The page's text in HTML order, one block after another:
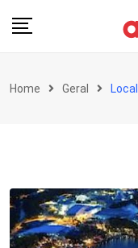
Home Geral Local